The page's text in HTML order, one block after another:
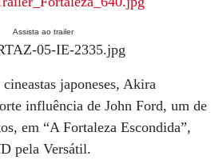
Assista ao trailer
japoneses, Akira
influência de John Ford, um de
em “A Fortaleza Escondida”,
pela Versátil.